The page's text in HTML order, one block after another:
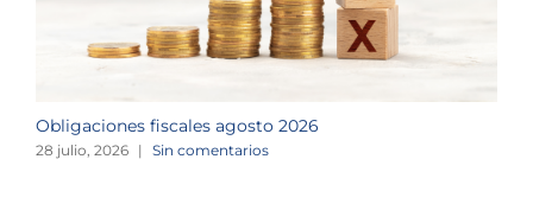
Obligaciones fiscales agosto 2026
28 julio, 2026 | Sin comentarios